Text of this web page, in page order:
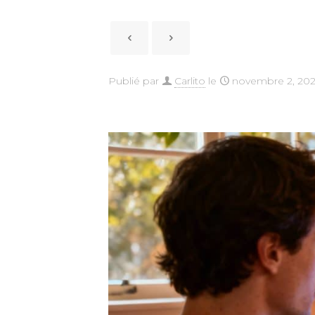
Publié par Carlito le novembre 2,